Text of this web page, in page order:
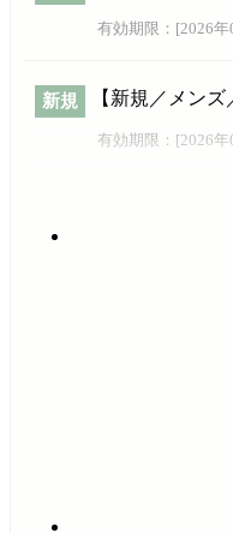
有効期限：[2026年
新規 【新規／メン
有効期限：[2026年